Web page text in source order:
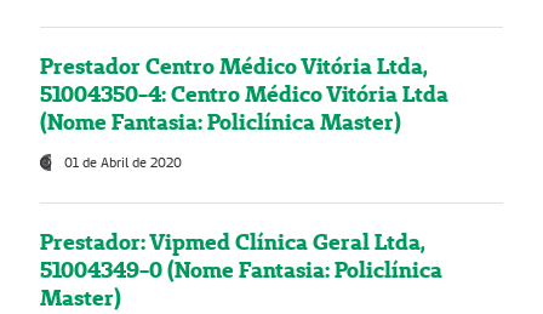
Prestador Centro Médico Vitória Ltda,
51004350-4: Centro Médico Vitória Ltda
(Nome Fantasia: Policlínica Master)
01 de Abril de 2020
Prestador: Vipmed Clínica Geral Ltda,
51004349-0 (Nome Fantasia: Policlínica
Master)